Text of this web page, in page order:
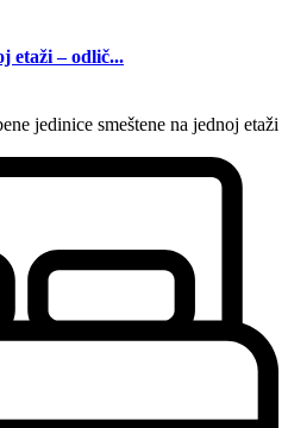
etaži – odlič...
jedinice smeštene na jednoj etaži